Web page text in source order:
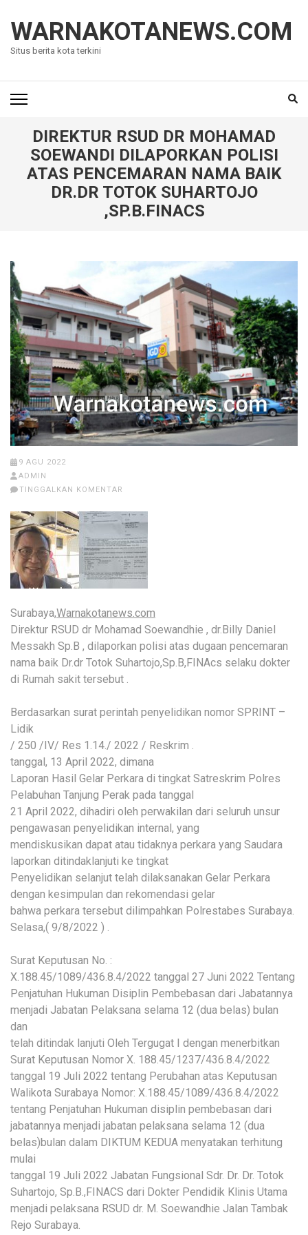
konten
(Tekan
WARNAKOTANEWS.COM
Situs berita kota terkini
DIREKTUR RSUD DR MOHAMAD
SOEWANDI DILAPORKAN POLISI
ATAS PENCEMARAN NAMA BAIK
DR.DR TOTOK SUHARTOJO
,SP.B.FINACS
9 AGU 2022
ADMIN
TINGGALKAN KOMENTAR
Surabaya,Warnakotanews.com
Direktur RSUD dr Mohamad Soewandhie , dr.Billy Daniel
Messakh Sp.B , dilaporkan polisi atas dugaan pencemaran
nama baik Dr.dr Totok Suhartojo,Sp.B,FINAcs selaku dokter
di Rumah sakit tersebut .
Berdasarkan surat perintah penyelidikan nomor SPRINT –
Lidik
/ 250 /IV/ Res 1.14./ 2022 / Reskrim .
tanggal, 13 April 2022, dimana
Laporan Hasil Gelar Perkara di tingkat Satreskrim Polres
Pelabuhan Tanjung Perak pada tanggal
21 April 2022, dihadiri oleh perwakilan dari seluruh unsur
pengawasan penyelidikan internal, yang
mendiskusikan dapat atau tidaknya perkara yang Saudara
laporkan ditindaklanjuti ke tingkat
Penyelidikan selanjut telah dilaksanakan Gelar Perkara
dengan kesimpulan dan rekomendasi gelar
bahwa perkara tersebut dilimpahkan Polrestabes Surabaya.
Selasa,( 9/8/2022 ) .
Surat Keputusan No. :
X.188.45/1089/436.8.4/2022 tanggal 27 Juni 2022 Tentang
Penjatuhan Hukuman Disiplin Pembebasan dari Jabatannya
menjadi Jabatan Pelaksana selama 12 (dua belas) bulan
dan
telah ditindak lanjuti Oleh Tergugat I dengan menerbitkan
Surat Keputusan Nomor X. 188.45/1237/436.8.4/2022
tanggal 19 Juli 2022 tentang Perubahan atas Keputusan
Walikota Surabaya Nomor: X.188.45/1089/436.8.4/2022
tentang Penjatuhan Hukuman disiplin pembebasan dari
jabatannya menjadi jabatan pelaksana selama 12 (dua
belas)bulan dalam DIKTUM KEDUA menyatakan terhitung
mulai
tanggal 19 Juli 2022 Jabatan Fungsional Sdr. Dr. Dr. Totok
Suhartojo, Sp.B.,FINACS dari Dokter Pendidik Klinis Utama
menjadi pelaksana RSUD dr. M. Soewandhie Jalan Tambak
Rejo Surabaya.